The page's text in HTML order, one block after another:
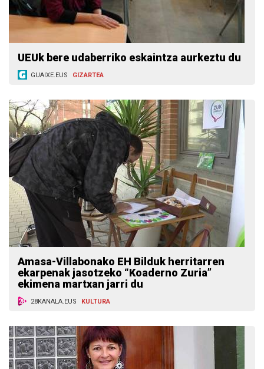
UEUk bere udaberriko eskaintza aurkeztu du
GUAIXE.EUS GIZARTEA
Amasa-Villabonako EH Bilduk herritarren
ekarpenak jasotzeko “Koaderno Zuria”
ekimena martxan jarri du
28KANALA.EUS KULTURA